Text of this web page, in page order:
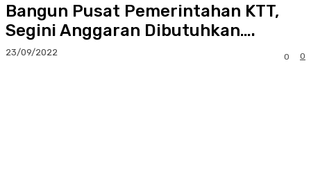
Bangun Pusat Pemerintahan KTT,
Segini Anggaran Dibutuhkan….
23/09/2022 0
0